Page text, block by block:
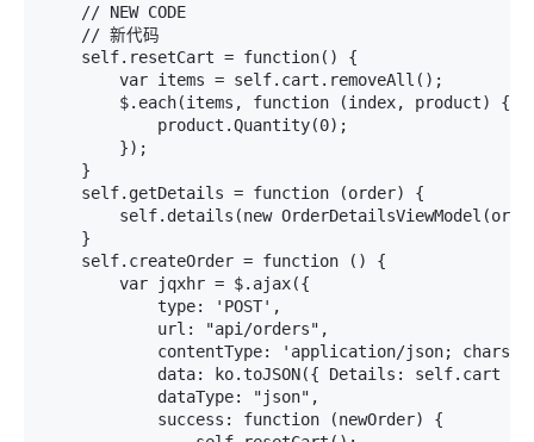
    // NEW CODE
    // 新代码
    self.resetCart = function() {
        var items = self.cart.removeAll();
        $.each(items, function (index, product) {
            product.Quantity(0);
        });
    }
    self.getDetails = function (order) {
self.details(new
    }
    self.createOrder = function () {
        var jqxhr = $.ajax({
            type: 'POST',
            url: "api/orders",
contentType: 'application/json;
data: ko.toJSON({ Details: self.cart
            dataType: "json",
            success: function (newOrder) {